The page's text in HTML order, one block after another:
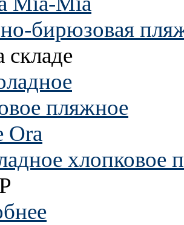
бирюзовая
складе
хлопковое
Р